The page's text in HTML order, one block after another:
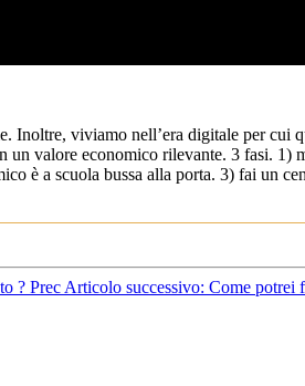
viviamo nell’era digitale per cui
un valore economico rilevante. 3 fasi.
è a scuola bussa alla porta. 3) fai un
? Prec Articolo successivo: Come potrei